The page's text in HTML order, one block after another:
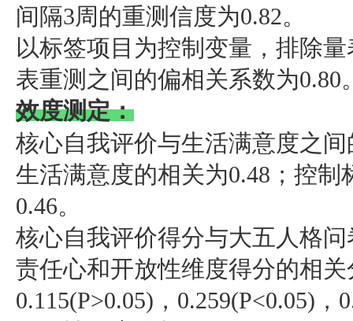
间隔3周的重测信度为0.82。
以标签项目为控制变量，排除
表重测之间的偏相关系数为0.80
效度测定：
核心自我评价与生活满意度之
生活满意度的相关为0.48；控
0.46。
核心自我评价得分与大五人格
责任心和开放性维度得分的相关
0.115(P>0.05)，0.259(P<0.05)，